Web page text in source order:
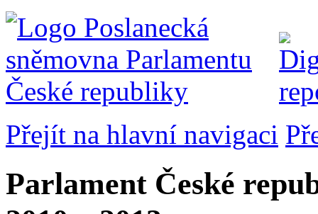
Přejít na hlavní navigaci
Parlament České